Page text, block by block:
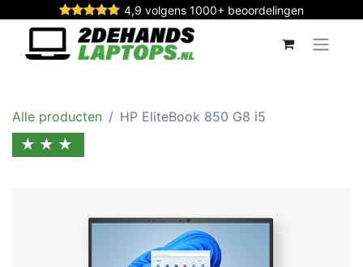
4,9 volgens 1000+ beoordelingen
Alle producten HP EliteBook 850 G8 i5
★★★